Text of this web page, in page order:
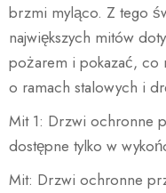
brzmi myląco. Z tego
największych mitów
pożarem i pokazać, co
o ramach stalowych i
Mit 1: Drzwi ochronne
dostępne tylko w
Mit: Drzwi ochronne